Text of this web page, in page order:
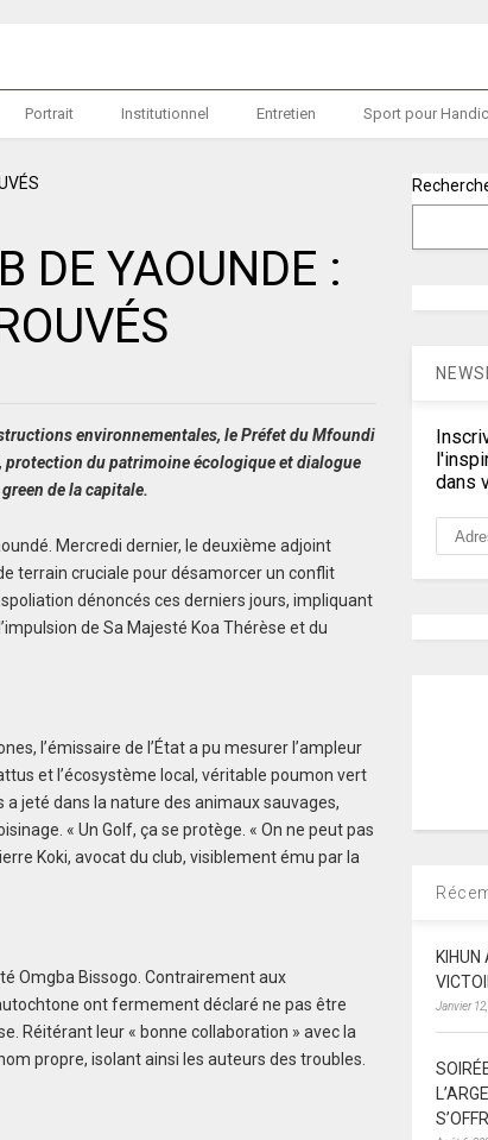
Portrait Institutionnel Entretien Sport pour
DE YAOUNDE :
environnementales, le Préfet du Mfoundi
protection du patrimoine écologique et dialogue
de la capitale.
Mercredi dernier, le deuxième adjoint
terrain cruciale pour désamorcer un conflit
dénoncés ces derniers jours, impliquant
de Sa Majesté Koa Thérèse et du
l’émissaire de l’État a pu mesurer l’ampleur
et l’écosystème local, véritable poumon vert
jeté dans la nature des animaux sauvages,
« Un Golf, ça se protège. « On ne peut pas
Koki, avocat du club, visiblement ému par la
Omgba Bissogo. Contrairement aux
ont fermement déclaré ne pas être
Réitérant leur « bonne collaboration » avec la
propre, isolant ainsi les auteurs des troubles.
dans
KIHUN
Janvier